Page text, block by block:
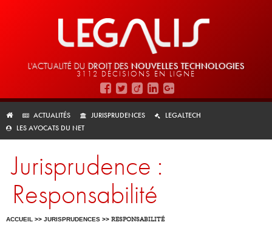
L'ACTUALITÉ DU DROIT DES NOUVELLES TECHNOLOGIES
3112 DÉCISIONS EN LIGNE
ACTUALITÉS JURISPRUDENCES
LEGALTECH
LES AVOCATS DU NET
Jurisprudence :
Responsabilité
ACCUEIL >> JURISPRUDENCES >> RESPONSABILITÉ